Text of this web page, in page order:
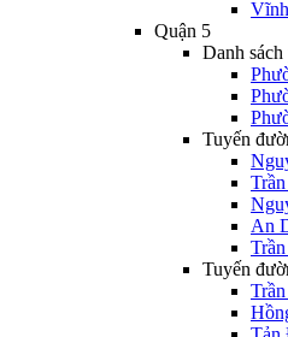
Quận 5
Danh
Tuyến
An
Tuyến